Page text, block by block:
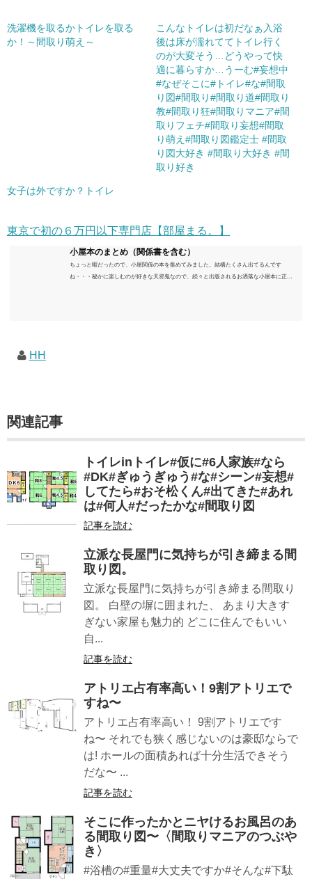
洗濯機を取るかトイレを取る
か！～間取り萌え～
こんなトイレは初だなぁ入浴
後は床が濡れててトイレ行く
のが大変そう…どうやって快
適に暮らすか…うーむ#妄想中
#なぜそこに#トイレ#な#間取
り図#間取り#間取り道#間取り
教#間取り狂#間取りマニア#間
取りフェチ#間取り妄想#間取
り萌え#間取り図鑑定士 #間取
り図大好き #間取り大好き #間
取り好き
女子は外ですか？トイレ
東京で初の６万円以下専門店【部屋まる。】
小屋本のまとめ（関係書を含む）
ちょっと暇だったので、小屋関係の本を集めてみました。結構たくさん出てるんです
ね・・・秘かに楽しむのが好きな天邪鬼なので、続々と出版されるお洒落な小屋本に正直
HH
関連記事
トイレinトイレ#仮に#6人家族#なら
#DK#ぎゅうぎゅう#な#シーン#妄想#
してたら#おそ松くん#出てきた#あれ
は#何人#だったかな#間取り図
記事を読む
立派な長屋門に気持ちが引き締まる間
取り図。
立派な長屋門に気持ちが引き締まる間取り
図。 白壁の塀に囲まれた、 あまり大きす
ぎない家屋も魅力的 どこに住んでもいい
自...
記事を読む
アトリエ占有率高い！9割アトリエで
すね〜
アトリエ占有率高い！ 9割アトリエです
ね〜 それでも狭く感じないのは豪邸ならで
は! ホールの面積あれば十分生活できそう
だな〜 ...
記事を読む
そこに作ったかとニヤけるお風呂のあ
る間取り図〜〈間取りマニアのつぶや
き〉
#浴槽の#重量#大丈夫ですか#そんな#下駄